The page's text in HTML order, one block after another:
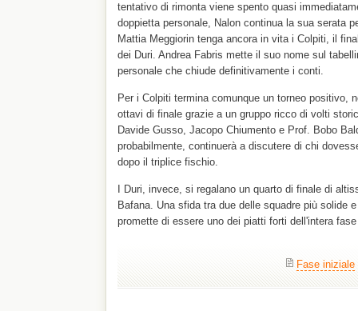
tentativo di rimonta viene spento quasi
doppietta personale, Nalon continua la sua serata
Mattia Meggiorin tenga ancora in vita i Colpiti, il
dei Duri. Andrea Fabris mette il suo nome sul
personale che chiude definitivamente i conti.
Per i Colpiti termina comunque un torneo positivo,
ottavi di finale grazie a un gruppo ricco di volti
Davide Gusso, Jacopo Chiumento e Prof. Bobo
probabilmente, continuerà a discutere di chi
dopo il triplice fischio.
I Duri, invece, si regalano un quarto di finale di
Bafana. Una sfida tra due delle squadre più solide
promette di essere uno dei piatti forti dell'intera
Fase iniziale